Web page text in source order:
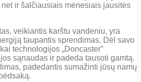
net ir šalčiausiais mėnesiais jausitės
veikiantis karštu vandeniu, yra
taupantis sprendimas. Dėl savo
technologijos „Doncaster”
sąnaudas ir padeda tausoti gamtą.
padedantis sumažinti jūsų namų